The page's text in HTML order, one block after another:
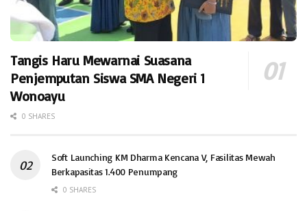
Tangis Haru Mewarnai Suasana
Penjemputan Siswa SMA Negeri 1
Wonoayu
0 SHARES
Soft Launching KM Dharma Kencana V, Fasilitas Mewah
Berkapasitas 1.400 Penumpang
0 SHARES